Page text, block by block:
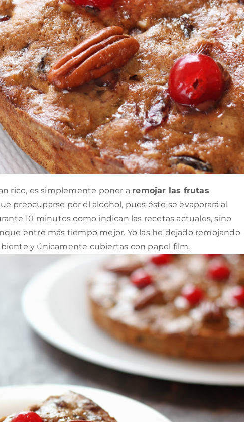
rico, es simplemente poner a remojar las frutas
preocuparse por el alcohol, pues éste se evaporará al
10 minutos como indican las recetas actuales, sino
entre más tiempo mejor. Yo las he dejado remojando
y únicamente cubiertas con papel film.